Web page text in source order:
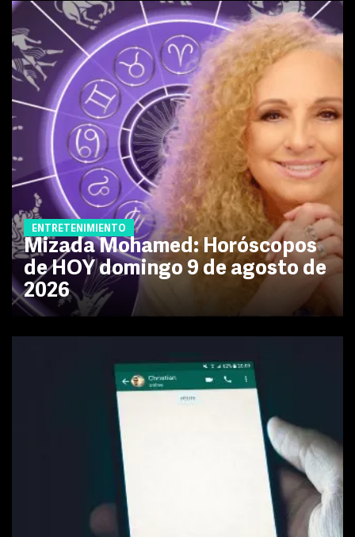
ENTRETENIMIENTO
Mizada Mohamed: Horóscopos
de HOY domingo 9 de agosto de
2026